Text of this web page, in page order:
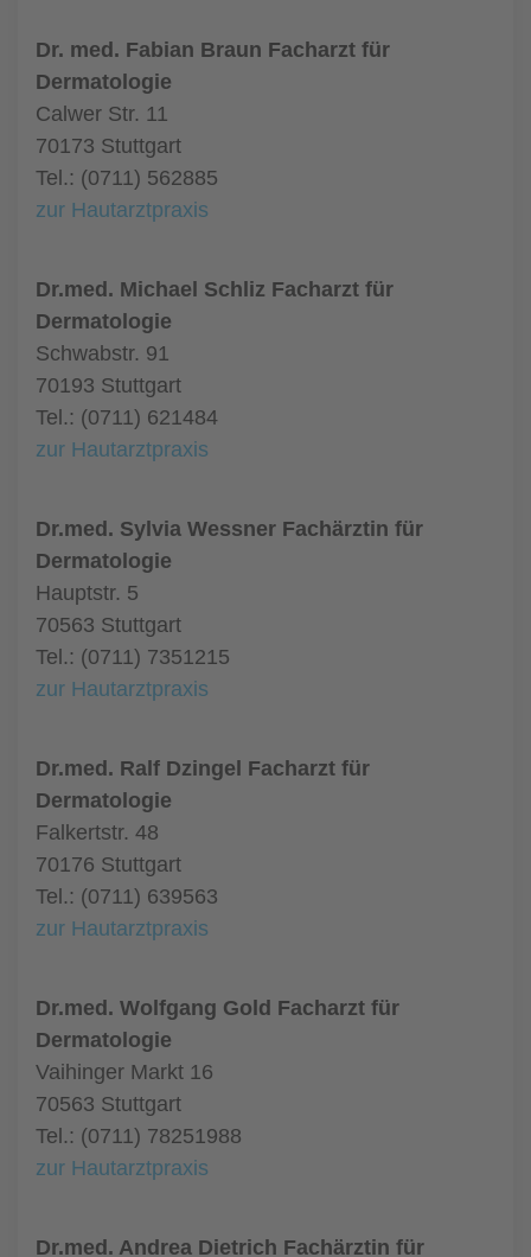
Dr. med. Fabian Braun Facharzt für
Dermatologie
Calwer Str. 11
70173 Stuttgart
Tel.: (0711) 562885
zur Hautarztpraxis
Dr.med. Michael Schliz Facharzt für
Dermatologie
Schwabstr. 91
70193 Stuttgart
Tel.: (0711) 621484
zur Hautarztpraxis
Dr.med. Sylvia Wessner Fachärztin für
Dermatologie
Hauptstr. 5
70563 Stuttgart
Tel.: (0711) 7351215
zur Hautarztpraxis
Dr.med. Ralf Dzingel Facharzt für
Dermatologie
Falkertstr. 48
70176 Stuttgart
Tel.: (0711) 639563
zur Hautarztpraxis
Dr.med. Wolfgang Gold Facharzt für
Dermatologie
Vaihinger Markt 16
70563 Stuttgart
Tel.: (0711) 78251988
zur Hautarztpraxis
Dr.med. Andrea Dietrich Fachärztin für